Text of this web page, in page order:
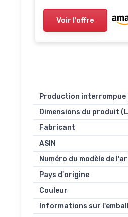
Voir l'offre
Production
Dimensions du produit
Fabricant
ASIN
Numéro du modèle de
Pays d'origine
Couleur
Informations sur